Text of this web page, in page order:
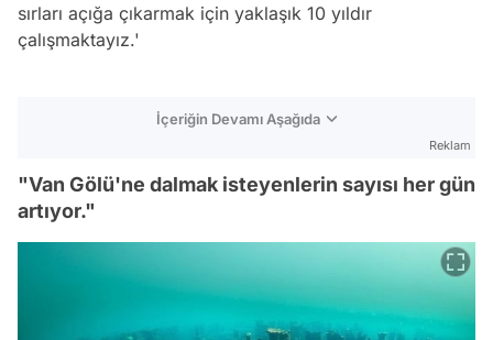
sırları açığa çıkarmak için yaklaşık 10 yıldır
çalışmaktayız.'
İçeriğin Devamı Aşağıda
Reklam
"Van Gölü'ne dalmak isteyenlerin sayısı her gün
artıyor."